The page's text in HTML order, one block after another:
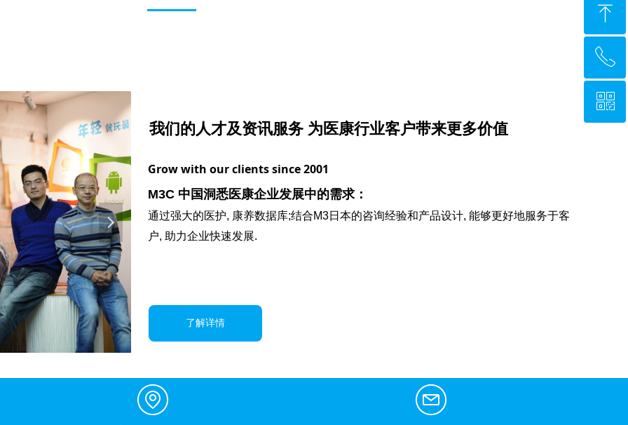
我们的人才及资讯服务 为医康行业客户带来更多价值
Grow with our clients since 2001
M3C 中国洞悉医康企业发展中的需求：
通过强大的医护, 康养数据库;结合M3日本的咨询经验和产品设计, 能够更好地服务于客
户, 助力企业快速发展.
了解详情
넲
ꁸ
回到顶部
ꂅ
+86-21-6278-2268
ꀥ